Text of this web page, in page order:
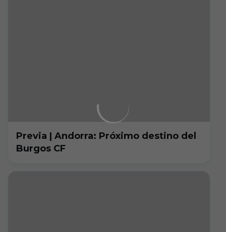
Previa | Andorra: Próximo destino del
Burgos CF